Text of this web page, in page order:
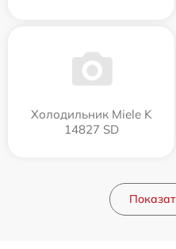
Холодильник Miele K
14827 SD